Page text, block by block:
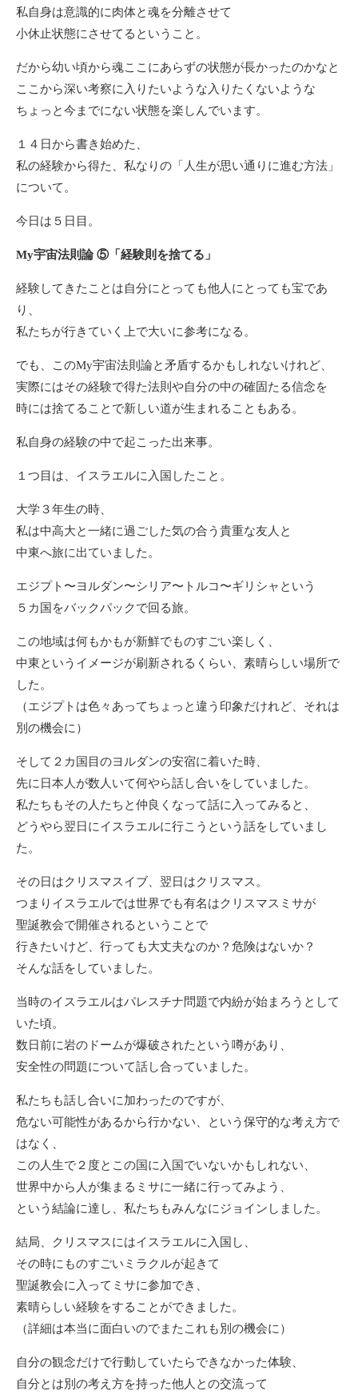
私自身は意識的に肉体と魂を分離させて
小休止状態にさせてるということ。
だから幼い頃から魂ここにあらずの状態が長かったのかなと
ここから深い考察に入りたいような入りたくないような
ちょっと今までにない状態を楽しんでいます。
１４日から書き始めた、
私の経験から得た、私なりの「人生が思い通りに進む方法」
について。
今日は５日目。
My宇宙法則論 ⑤「経験則を捨てる」
経験してきたことは自分にとっても他人にとっても宝であ
り、
私たちが行きていく上で大いに参考になる。
でも、このMy宇宙法則論と矛盾するかもしれないけれど、
実際にはその経験で得た法則や自分の中の確固たる信念を
時には捨てることで新しい道が生まれることもある。
私自身の経験の中で起こった出来事。
１つ目は、イスラエルに入国したこと。
大学３年生の時、
私は中高大と一緒に過ごした気の合う貴重な友人と
中東へ旅に出ていました。
エジプト〜ヨルダン〜シリア〜トルコ〜ギリシャという
５カ国をバックパックで回る旅。
この地域は何もかもが新鮮でものすごい楽しく、
中東というイメージが刷新されるくらい、素晴らしい場所で
した。
（エジプトは色々あってちょっと違う印象だけれど、それは
別の機会に）
そして２カ国目のヨルダンの安宿に着いた時、
先に日本人が数人いて何やら話し合いをしていました。
私たちもその人たちと仲良くなって話に入ってみると、
どうやら翌日にイスラエルに行こうという話をしていまし
た。
その日はクリスマスイブ、翌日はクリスマス。
つまりイスラエルでは世界でも有名はクリスマスミサが
聖誕教会で開催されるということで
行きたいけど、行っても大丈夫なのか？危険はないか？
そんな話をしていました。
当時のイスラエルはパレスチナ問題で内紛が始まろうとして
いた頃。
数日前に岩のドームが爆破されたという噂があり、
安全性の問題について話し合っていました。
私たちも話し合いに加わったのですが、
危ない可能性があるから行かない、という保守的な考え方で
はなく、
この人生で２度とこの国に入国でいないかもしれない、
世界中から人が集まるミサに一緒に行ってみよう、
という結論に達し、私たちもみんなにジョインしました。
結局、クリスマスにはイスラエルに入国し、
その時にものすごいミラクルが起きて
聖誕教会に入ってミサに参加でき、
素晴らしい経験をすることができました。
（詳細は本当に面白いのでまたこれも別の機会に）
自分の観念だけで行動していたらできなかった体験、
自分とは別の考え方を持った他人との交流って